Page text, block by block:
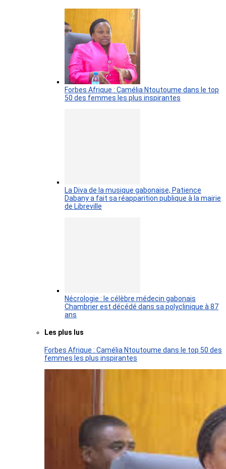
Forbes Afrique : Camélia Ntoutoume dans le top
50 des femmes les plus inspirantes
La Diva de la musique gabonaise, Patience
Dabany a fait sa réapparition publique à la mairie
de Libreville
Nécrologie : le célèbre médecin gabonais
Chambrier est décédé dans sa polyclinique à 87
ans
Les plus lus
Forbes Afrique : Camélia Ntoutoume dans le top 50 des
femmes les plus inspirantes